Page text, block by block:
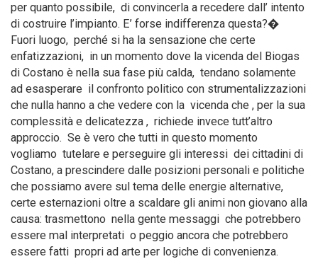
per quanto possibile, di convincerla a recedere dall’ intento
di costruire l’impianto. E’ forse indifferenza questa?�
Fuori luogo, perché si ha la sensazione che certe
enfatizzazioni, in un momento dove la vicenda del Biogas
di Costano è nella sua fase più calda, tendano solamente
ad esasperare il confronto politico con strumentalizzazioni
che nulla hanno a che vedere con la vicenda che , per la sua
complessità e delicatezza , richiede invece tutt’altro
approccio. Se è vero che tutti in questo momento
vogliamo tutelare e perseguire gli interessi dei cittadini di
Costano, a prescindere dalle posizioni personali e politiche
che possiamo avere sul tema delle energie alternative,
certe esternazioni oltre a scaldare gli animi non giovano alla
causa: trasmettono nella gente messaggi che potrebbero
essere mal interpretati o peggio ancora che potrebbero
essere fatti propri ad arte per logiche di convenienza.